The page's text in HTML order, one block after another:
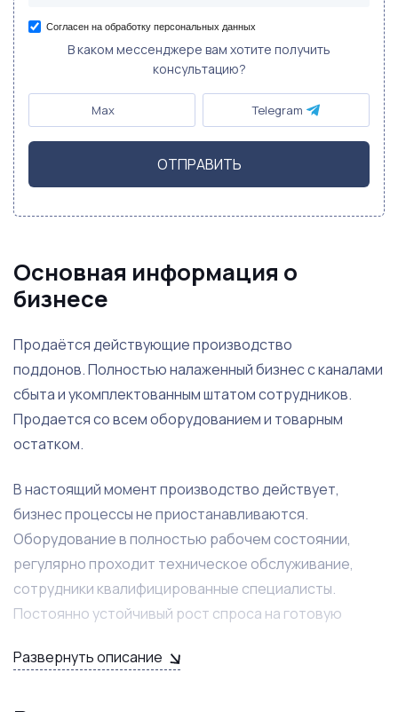
Согласен на обработку персональных данных
В каком мессенджере вам хотите получить
консультацию?
Max Telegram
ОТПРАВИТЬ
Основная информация о
бизнесе
Продаётся действующие производство
поддонов. Полностью налаженный бизнес с каналами
сбыта и укомплектованным штатом сотрудников.
Продается со всем оборудованием и товарным
остатком.
В настоящий момент производство действует,
бизнес процессы не приостанавливаются.
Оборудование в полностью рабочем состоянии,
регулярно проходит техническое обслуживание,
сотрудники квалифицированные специалисты.
Постоянно устойчивый рост спроса на готовую
передача контрактов, на покупку паллетов от 5 до 7
Развернуть описание